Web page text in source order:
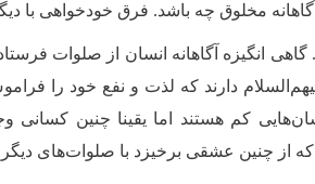
مخلوق چه باشد. فرق خودخواهی با
انگیزه آگاهانه انسان از صلوات
دارند که لذت و نفع خود را
کم هستند اما یقینا چنین کسانی
از چنین عشقی برخیزد با صلوات‌های دیگر